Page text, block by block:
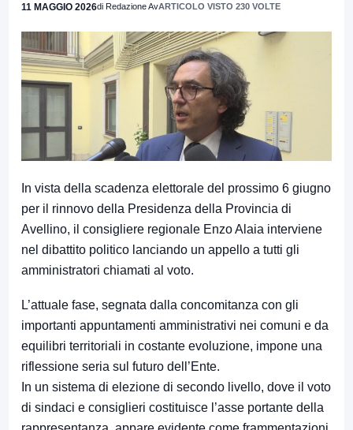
11 MAGGIO 2026di Redazione AvARTICOLO VISTO 230 VOLTE
In vista della scadenza elettorale del prossimo 6 giugno
per il rinnovo della Presidenza della Provincia di
Avellino, il consigliere regionale Enzo Alaia interviene
nel dibattito politico lanciando un appello a tutti gli
amministratori chiamati al voto.
L’attuale fase, segnata dalla concomitanza con gli
importanti appuntamenti amministrativi nei comuni e da
equilibri territoriali in costante evoluzione, impone una
riflessione seria sul futuro dell’Ente.
In un sistema di elezione di secondo livello, dove il voto
di sindaci e consiglieri costituisce l’asse portante della